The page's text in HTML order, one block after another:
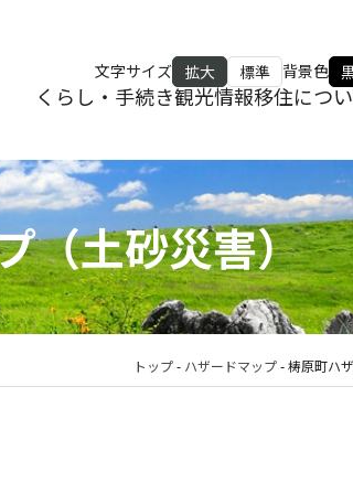
文字サイズ 拡大 標準 背景色
くらし・手続き観光情報移住につ
（土砂災害）
トップ- ハザードマップ-梼原町ハ